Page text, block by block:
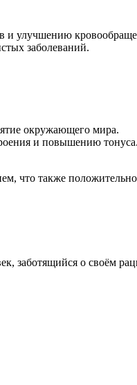
улучшению
заболеваний.
окружающего мира.
и повышению тонуса.
что также
заботящийся о своём